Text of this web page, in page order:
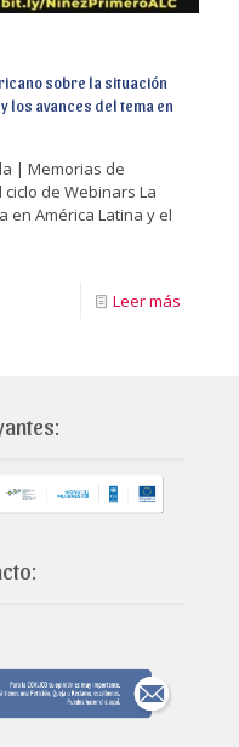
sobre la situación
los avances del tema en
| Memorias de
ciclo de Webinars La
en América Latina y el
Leer más